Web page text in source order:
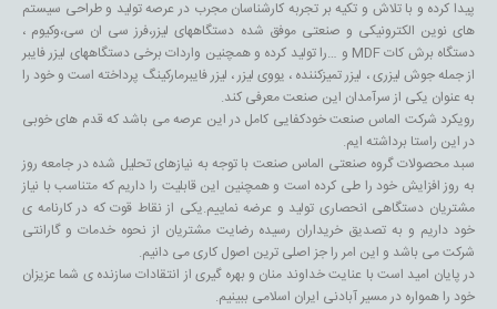
پیدا کرده و با تلاش و تکیه بر تجربه کارشناسان مجرب در عرصه تولید و طراحی سیستم
های نوین الکترونیکی و صنعتی موفق شده دستگاههای لیزر،فرز سی ان سی،وکیوم ،
دستگاه برش کات MDF و …را تولید کرده و همچنین واردات برخی دستگاههای لیزر فایبر
از جمله جوش لیزری ، لیزر تمیزکننده ، یووی لیزر ، لیزر فایبرمارکینگ پرداخته است و خود را
به عنوان یکی از سرآمدان این صنعت معرفی کند.
رویکرد شرکت الماس صنعت خودکفایی کامل در این عرصه می باشد که قدم های خوبی
در این راستا برداشته ایم.
سبد محصولات گروه صنعتی الماس صنعت با توجه به نیازهای تحلیل شده در جامعه روز
به روز افزایش خود را طی کرده است و همچنین این قابلیت را داریم که متناسب با نیاز
مشتریان دستگاهی انحصاری تولید و عرضه نماییم.یکی از نقاط قوت که در کارنامه ی
خود داریم و به تصدیق خریداران رسیده رضایت مشتریان از نحوه خدمات و گارانتی
شرکت می باشد و این امر را جز اصلی ترین اصول کاری می دانیم.
در پایان امید است با عنایت خداوند منان و بهره گیری از انتقادات سازنده ی شما عزیزان
خود را همواره در مسیر آبادنی ایران اسلامی ببینیم.